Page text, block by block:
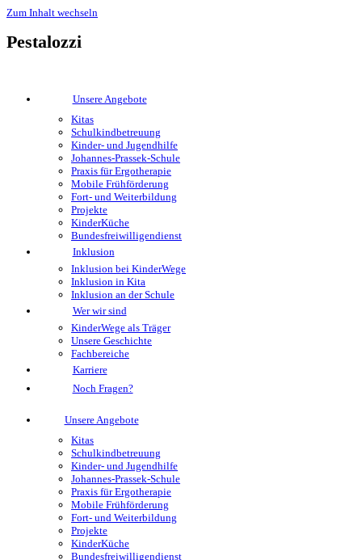
Zum Inhalt wechseln
Pestalozzi
Unsere Angebote
Kitas
Schulkindbetreuung
Kinder- und Jugendhilfe
Johannes-Prassek-Schule
Praxis für Ergotherapie
Mobile Frühförderung
Fort- und Weiterbildung
Projekte
KinderKüche
Bundesfreiwilligendienst
Inklusion
Inklusion bei KinderWege
Inklusion in Kita
Inklusion an der Schule
Wer wir sind
KinderWege als Träger
Unsere Geschichte
Fachbereiche
Karriere
Noch Fragen?
Unsere Angebote
Kitas
Schulkindbetreuung
Kinder- und Jugendhilfe
Johannes-Prassek-Schule
Praxis für Ergotherapie
Mobile Frühförderung
Fort- und Weiterbildung
Projekte
KinderKüche
Bundesfreiwilligendienst